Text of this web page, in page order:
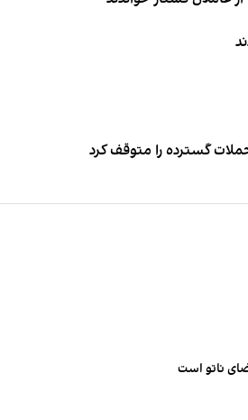
گسترده را متوقف کرد
ناتو‌ است